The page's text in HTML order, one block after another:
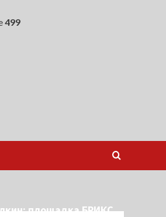
499
площадка БРИКС